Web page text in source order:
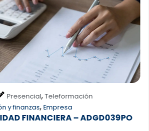
, Teleformación
, Empresa
FINANCIERA – ADGD039PO